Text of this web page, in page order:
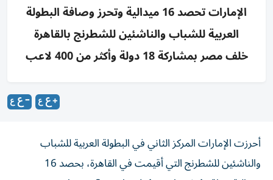
الإمارات تحصد 16 ميدالية وتحرز وصافة البطولة
العربية للشباب والناشئين للشطرنج بالقاهرة
خلف مصر بمشاركة 18 دولة وأكثر من 400 لاعب
أحرزت الإمارات المركز الثاني في البطولة العربية للشباب
والناشئين للشطرنج التي أقيمت في القاهرة، بحصد 16